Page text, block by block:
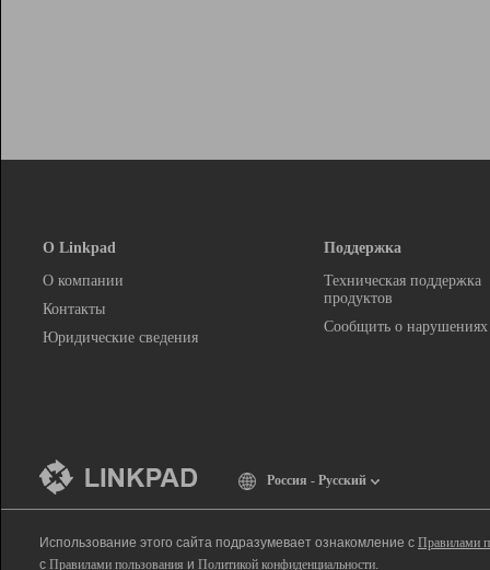
О Linkpad
О компании
Контакты
Юридические сведения
Поддержка
Техническая поддержка
продуктов
Сообщить о нарушениях
Россия - Русский
Использование этого сайта подразумевает ознакомление с Правилами
с Правилами пользования и Политикой конфиденциальности.